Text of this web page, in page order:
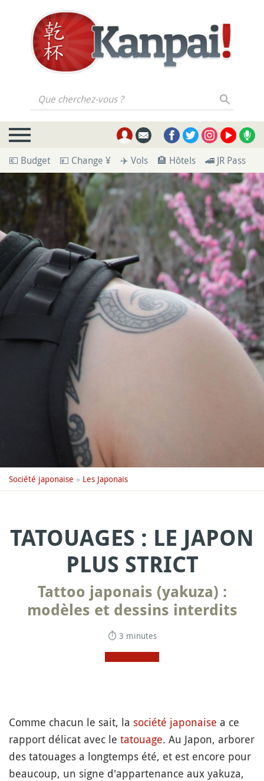
Que cherchez-vous ?
💶 Budget 💴 Change ¥ ✈️ Vols 🏨 Hôtels 🚄 JR Pass
Société japonaise » Les Japonais
TATOUAGES : LE JAPON
PLUS STRICT
Tattoo japonais (yakuza) :
modèles et dessins interdits
⏱ 3 minutes
Comme chacun le sait, la société japonaise a ce
rapport délicat avec le tatouage. Au Japon, arborer
des tatouages a longtemps été, et est encore pour
beaucoup, un signe d'appartenance aux yakuza,